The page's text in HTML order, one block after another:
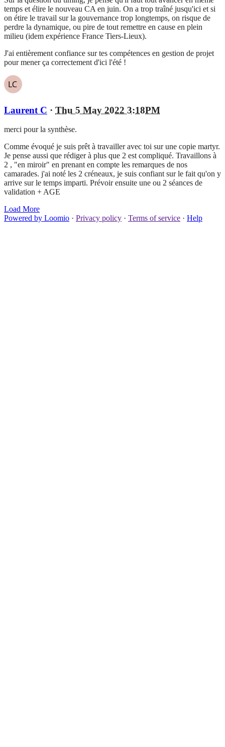
temps et élire le nouveau CA en juin. On a trop traîné jusqu'ici et si
on étire le travail sur la gouvernance trop longtemps, on risque de
perdre la dynamique, ou pire de tout remettre en cause en plein
milieu (idem expérience France Tiers-Lieux).
J'ai entièrement confiance sur tes compétences en gestion de projet
pour mener ça correctement d'ici l'été !
Laurent C · Thu 5 May 2022 3:18PM
merci pour la synthèse.
Comme évoqué je suis prêt à travailler avec toi sur une copie martyr.
Je pense aussi que rédiger à plus que 2 est compliqué. Travaillons à
2 , "en miroir" en prenant en compte les remarques de nos
camarades. j'ai noté les 2 créneaux, je suis confiant sur le fait qu'on y
arrive sur le temps imparti. Prévoir ensuite une ou 2 séances de
validation + AGE
Load More
Powered by Loomio · Privacy policy · Terms of service · Help